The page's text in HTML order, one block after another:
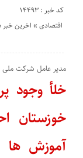
کد خبر : 14493
اخرین خبر « اقتصادی
مدیر عامل شرکت ملی
خلأ وجود
خوزستان
آموزش ها